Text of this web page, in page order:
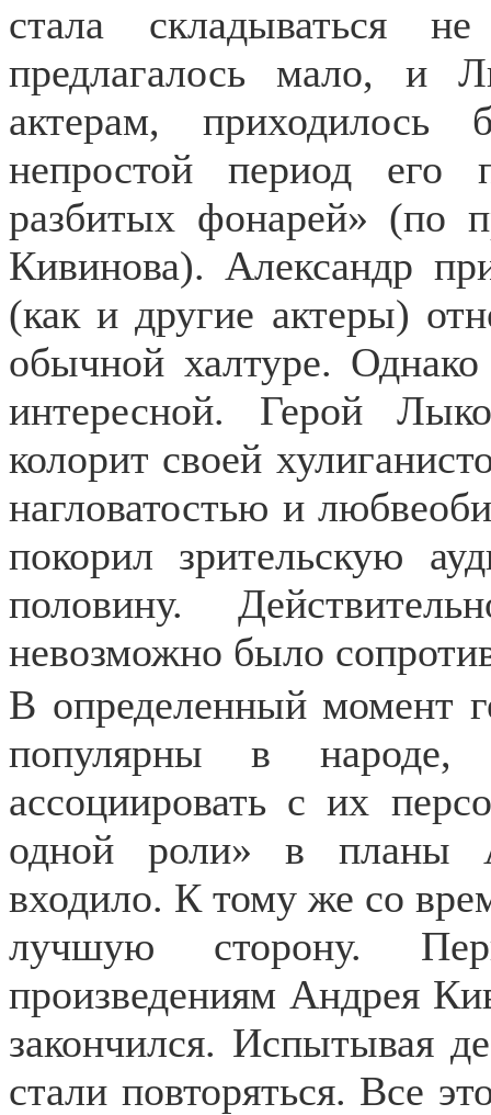
стала складываться
предлагалось мало, и
актерам, приходилось
непростой период его
разбитых фонарей» (по
Кивинова). Александр
(как и другие актеры)
обычной халтуре. Однако
интересной. Герой
колорит своей
нагловатостью и
покорил зрительскую
половину.
невозможно было
В определенный момент
популярны в народе,
ассоциировать с их
одной роли» в планы
входило. К тому же со
лучшую сторону.
произведениям Андрея
закончился. Испытывая
стали повторяться. Все